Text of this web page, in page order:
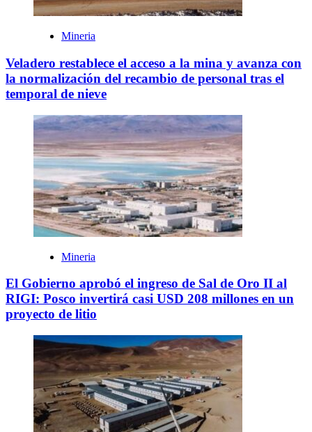
Mineria
Veladero restablece el acceso a la mina y avanza con
la normalización del recambio de personal tras el
temporal de nieve
Mineria
El Gobierno aprobó el ingreso de Sal de Oro II al
RIGI: Posco invertirá casi USD 208 millones en un
proyecto de litio